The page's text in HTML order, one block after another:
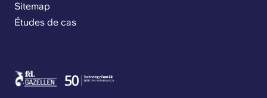
Sitemap
Études de cas